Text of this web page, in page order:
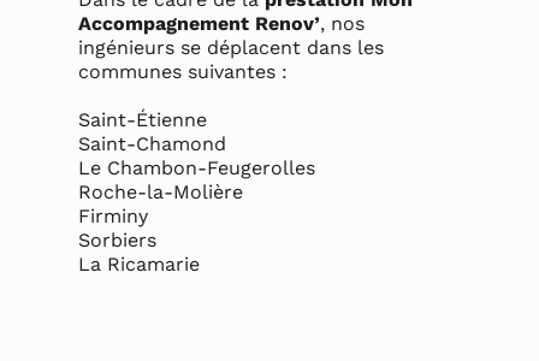
Accompagnement Renov’, nos
ingénieurs se déplacent dans les
communes suivantes :
Saint-Étienne
Saint-Chamond
Le Chambon-Feugerolles
Roche-la-Molière
Firminy
Sorbiers
La Ricamarie